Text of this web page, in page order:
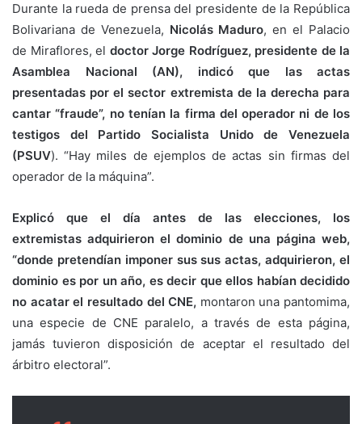
Durante la rueda de prensa del presidente de la República
Bolivariana de Venezuela, Nicolás Maduro, en el Palacio
de Miraflores, el doctor Jorge Rodríguez, presidente de la
Asamblea Nacional (AN), indicó que las actas
presentadas por el sector extremista de la derecha para
cantar “fraude”, no tenían la firma del operador ni de los
testigos del Partido Socialista Unido de Venezuela
(PSUV). “Hay miles de ejemplos de actas sin firmas del
operador de la máquina”.
Explicó que el día antes de las elecciones, los
extremistas adquirieron el dominio de una página web,
“donde pretendían imponer sus sus actas, adquirieron, el
dominio es por un año, es decir que ellos habían decidido
no acatar el resultado del CNE, montaron una pantomima,
una especie de CNE paralelo, a través de esta página,
jamás tuvieron disposición de aceptar el resultado del
árbitro electoral”.